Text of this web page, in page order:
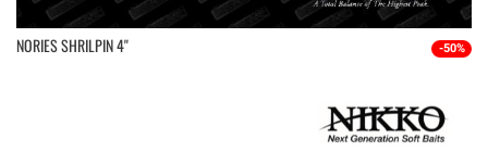
NORIES SHRILPIN 4'' -50%